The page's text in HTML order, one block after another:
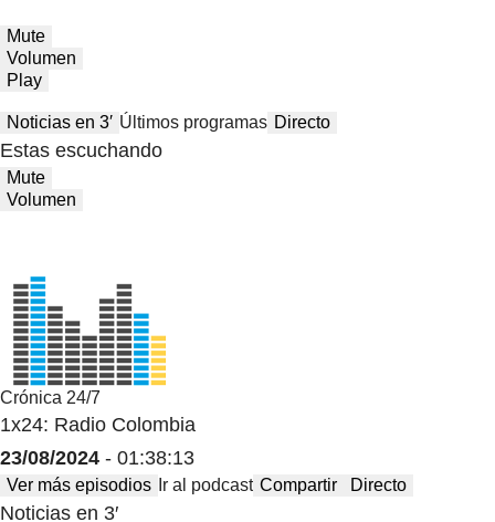
Mute
Volumen
Play
Noticias en 3′ Últimos programas Directo
Estas escuchando
Mute
Volumen
Crónica 24/7
1x24: Radio Colombia
23/08/2024 - 01:38:13
Ver más episodios Ir al podcast Compartir Directo
Noticias en 3′